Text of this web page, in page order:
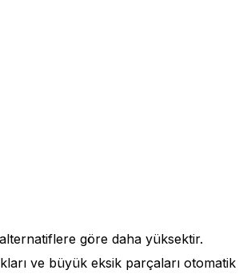
göre daha yüksektir.
ve büyük eksik parçaları otomatik